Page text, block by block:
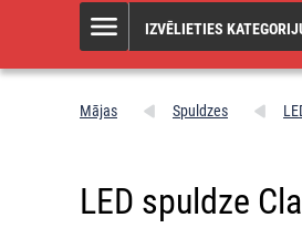
IZVĒLIETIES
Mājas Spuldzes
LED spuldze